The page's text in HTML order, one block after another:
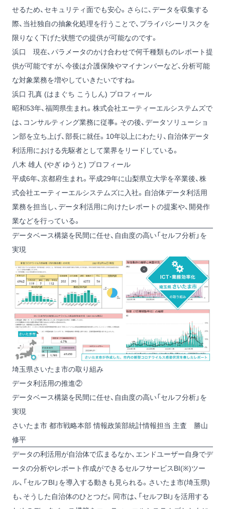
せるため、セキュリティ面でも安心。さらに、データを収集する
際、当社独自の抽象化処理を行うことで、プライバシーリスクを
限りなく下げた状態での提供が可能なのです。
浜口
現在、パラメータのかけ合わせで何千種類ものレポート提
供が可能ですが、今後は介護保険やマイナンバーなど、分析可能
な対象業務を増やしていきたいですね。
浜口 孔真 (はまぐち こうしん) プロフィール
昭和53年、福岡県生まれ。株式会社エーティーエルシステムズで
は、コンサルティング業務に従事。その後、データソリューショ
ン部を立ち上げ、部長に就任。10年以上にわたり、自治体データ
利活用における先駆者として業界をリードしている。
八木 雄人 (やぎ ゆうと) プロフィール
平成6年、京都府生まれ。平成29年に山梨県立大学を卒業後、株
式会社エーティーエルシステムズに入社。自治体データ利活用
業務を担当し、データ利活用に向けたレポートの提案や、開発作
業などを行っている。
データベース構築を民間に任せ、自由度の高い「セルフ分析」を
実現
埼玉県さいたま市の取り組み
データ利活用の推進②
データベース構築を民間に任せ、自由度の高い「セルフ分析」を
実現
さいたま市 都市戦略本部 情報政策部統計情報担当 主査 勝山
修平
データの利活用が自治体で広まるなか、エンドユーザー自身でデ
ータの分析やレポート作成ができるセルフサービスBI(※)ツー
ル、「セルフBI」を導入する動きも見られる。さいたま市(埼玉県)
も、そうした自治体のひとつだ。同市は、「セルフBI」を活用する